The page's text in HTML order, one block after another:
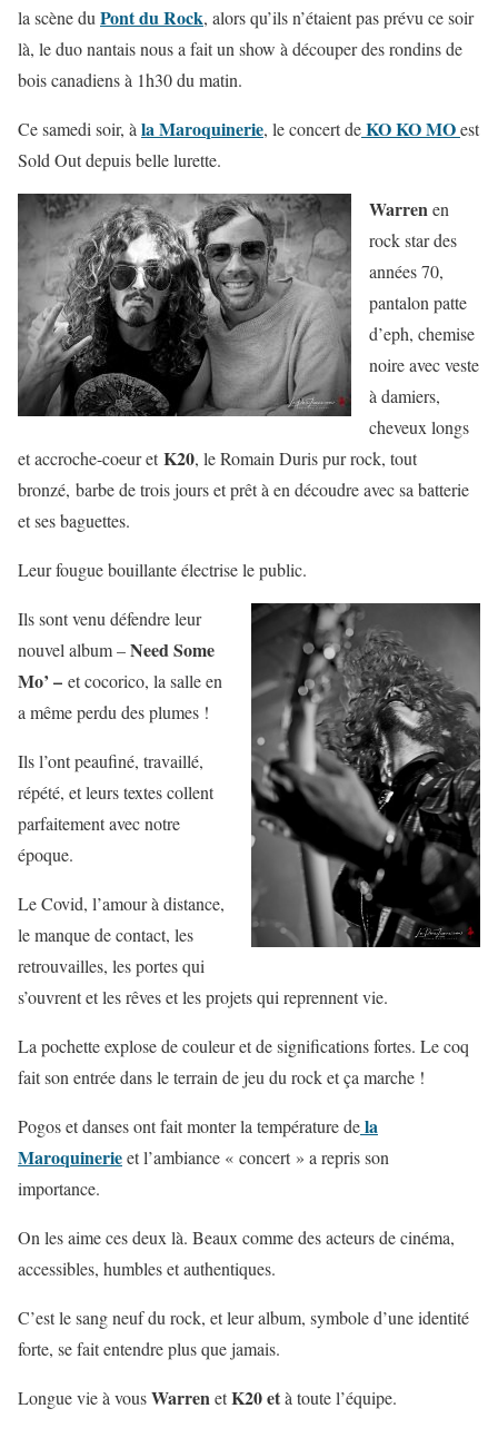
la scène du Pont du Rock, alors qu’ils n’étaient pas prévu ce soir
là, le duo nantais nous a fait un show à découper des rondins de
bois canadiens à 1h30 du matin.
Ce samedi soir, à la Maroquinerie, le concert deKO KO MOest
Sold Out depuis belle lurette.
Warrenen
rock star des
années 70,
pantalon patte
d’eph, chemise
noire avec veste
à damiers,
cheveux longs
et accroche-coeur etK20, le Romain Duris pur rock, tout
bronzé, barbe de trois jours et prêt à en découdre avec sa batterie
et ses baguettes.
Leur fougue bouillante électrise le public.
Ils sont venu défendre leur
nouvel album –Need Some
Mo’ – et cocorico, la salle en
a même perdu des plumes !
Ils l’ont peaufiné, travaillé,
répété, et leurs textes collent
parfaitement avec notre
époque.
Le Covid, l’amour à distance,
le manque de contact, les
retrouvailles, les portes qui
s’ouvrent et les rêves et les projets qui reprennent vie.
La pochette explose de couleur et de significations fortes. Le coq
fait son entrée dans le terrain de jeu du rock et ça marche !
Pogos et danses ont fait monter la température dela
Maroquinerieet l’ambiance « concert » a repris son
importance.
On les aime ces deux là. Beaux comme des acteurs de cinéma,
accessibles, humbles et authentiques.
C’est le sang neuf du rock, et leur album, symbole d’une identité
forte, se fait entendre plus que jamais.
Longue vie à vousWarrenetK20 età toute l’équipe.